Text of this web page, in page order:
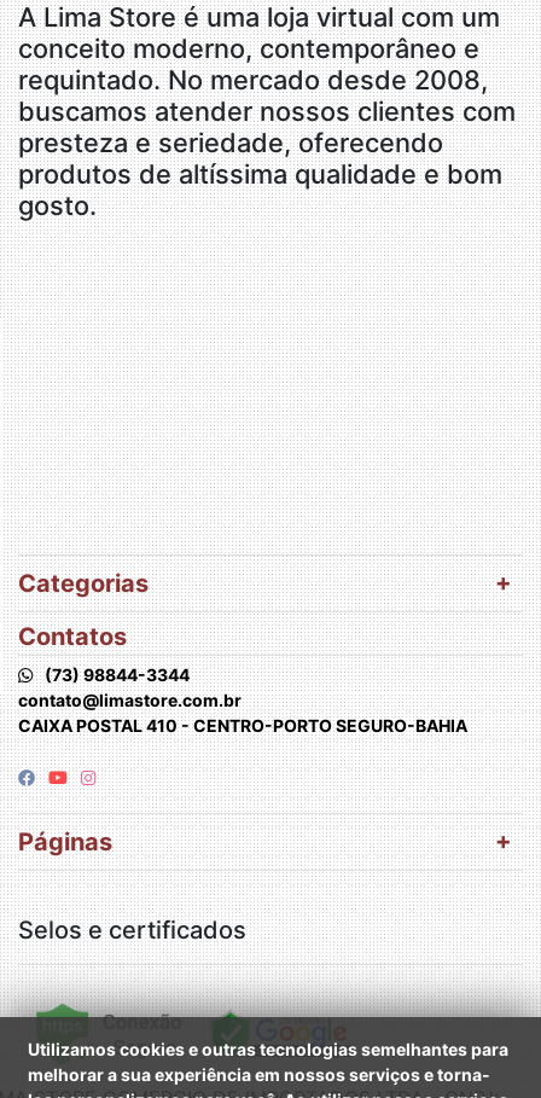
A Lima Store é uma loja virtual com um
conceito moderno, contemporâneo e
requintado. No mercado desde 2008,
buscamos atender nossos clientes com
presteza e seriedade, oferecendo
produtos de altíssima qualidade e bom
gosto.
Categorias
Contatos
(73) 98844-3344
contato@limastore.com.br
CAIXA POSTAL 410 - CENTRO-PORTO SEGURO-BAHIA
Páginas
Selos e certificados
Utilizamos cookies e outras tecnologias semelhantes para
melhorar a sua experiência em nossos serviços e torna-